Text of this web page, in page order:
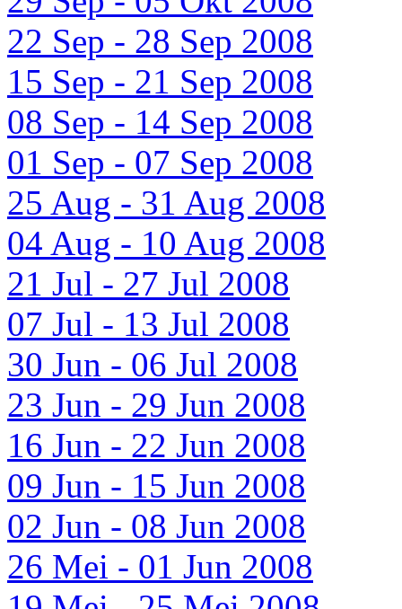
22 Sep - 28 Sep 2008
15 Sep - 21 Sep 2008
08 Sep - 14 Sep 2008
01 Sep - 07 Sep 2008
25 Aug - 31 Aug 2008
04 Aug - 10 Aug 2008
21 Jul - 27 Jul 2008
07 Jul - 13 Jul 2008
30 Jun - 06 Jul 2008
23 Jun - 29 Jun 2008
16 Jun - 22 Jun 2008
09 Jun - 15 Jun 2008
02 Jun - 08 Jun 2008
26 Mei - 01 Jun 2008